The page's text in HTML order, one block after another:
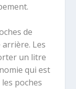
de
Les
un litre
qui est
poches